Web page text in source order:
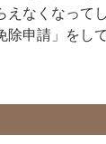
えなくなって
申請」をし